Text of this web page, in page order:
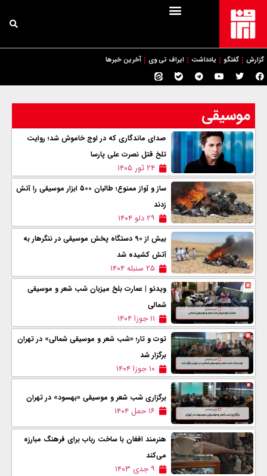
گزارش گفتگو یادداشت ایراف تی وی آخرین خبرها
موسیقی
صدای ماندگاری که در اوج خاموش شد؛ روایت
تلخ قتل نصرت علی پارسا
۲۴ ثور ۱۴۰۵
ساز و آواز ممنوع؛ طالبان ۵۰۰ ابزار موسیقی را آتش
زدند
۲۹ دلو ۱۴۰۴
بیش از ٩٠ دستگاه پخش موسیقی در ننگرهار به
آتش کشیده شد
۲۵ سنبله ۱۴۰۴
ویدئو | عمارت بلخ میزبان شب شعر و موسیقی
شمالی
۱۱ جوزا ۱۴۰۴
توت و تار؛ «شب شعر و موسیقی شمالی» در تهران
برگزار شد
۱۰ جوزا ۱۴۰۴
برگزاری شب شعر و موسیقی «بهسود» در تهران
۱۶ حمل ۱۴۰۴
هنرمند افغان با ساخت رباب برای فرهنگ مبارزه
می‌کند
۹ جدی ۱۴۰۳